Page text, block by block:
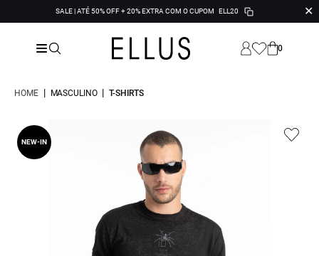
SALE | ATÉ 50% OFF + 20% EXTRA COM O CUPOM ELL20 ✕
0
HOME | MASCULINO | T-SHIRTS
NEW-IN